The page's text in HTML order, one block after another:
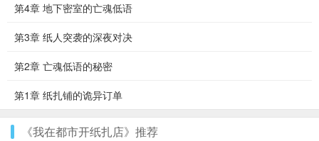
第4章 地下密室的亡魂低语
第3章 纸人突袭的深夜对决
第2章 亡魂低语的秘密
第1章 纸扎铺的诡异订单
《我在都市开纸扎店》推荐